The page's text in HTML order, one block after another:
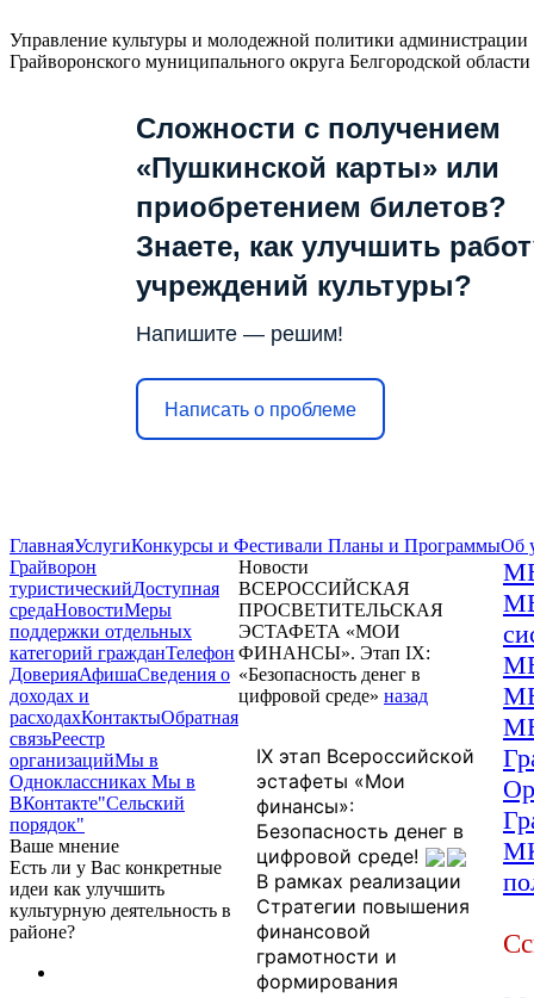
Управление культуры и молодежной политики администрации
Грайворонского муниципального округа Белгородской области
Сложности с получением
«Пушкинской карты» или
приобретением билетов?
Знаете, как улучшить
учреждений культуры?
Напишите — решим!
Написать о проблеме
ГлавнаяУслугиКонкурсы и Фестивали Планы и ПрограммыОб
Грайворон
туристическийДоступная
средаНовостиМеры
поддержки отдельных
категорий гражданТелефон
ДоверияАфишаСведения о
доходах и
расходахКонтактыОбратная
связьРеестр
организацийМы в
Одноклассниках Мы в
ВКонтакте"Сельский
порядок"
Ваше мнение
Есть ли у Вас конкретные
идеи как улучшить
культурную деятельность в
районе?
Новости
ВСЕРОССИЙСКАЯ
ПРОСВЕТИТЕЛЬСКАЯ
ЭСТАФЕТА «МОИ
ФИНАНСЫ». Этап IX:
«Безопасность денег в
цифровой среде» назад
IX этап Всероссийской
эстафеты «Мои
финансы»:
Безопасность денег в
цифровой среде!
В рамках реализации
Стратегии повышения
финансовой
грамотности и
формирования